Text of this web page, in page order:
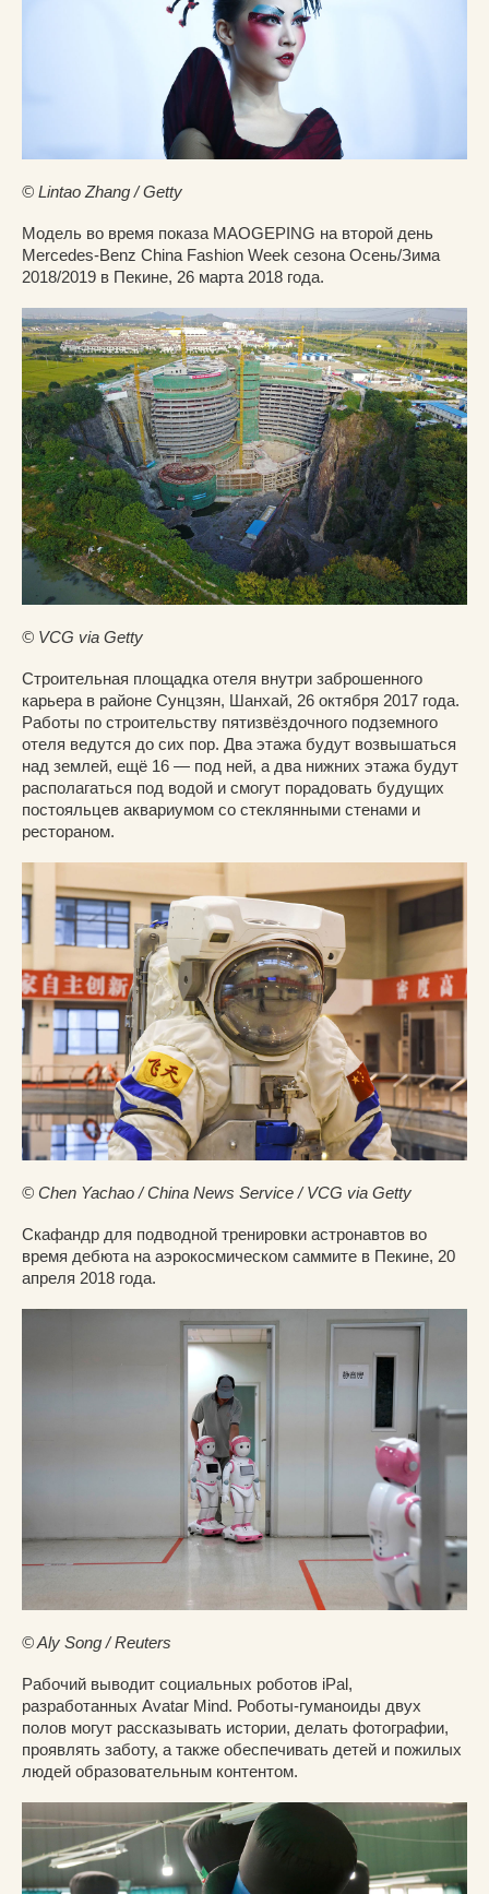
© Lintao Zhang / Getty
Модель во время показа MAOGEPING на второй день
Mercedes-Benz China Fashion Week сезона Осень/Зима
2018/2019 в Пекине, 26 марта 2018 года.
© VCG via Getty
Строительная площадка отеля внутри заброшенного
карьера в районе Сунцзян, Шанхай, 26 октября 2017 года.
Работы по строительству пятизвёздочного подземного
отеля ведутся до сих пор. Два этажа будут возвышаться
над землей, ещё 16 — под ней, а два нижних этажа будут
располагаться под водой и смогут порадовать будущих
постояльцев аквариумом со стеклянными стенами и
рестораном.
© Chen Yachao / China News Service / VCG via Getty
Скафандр для подводной тренировки астронавтов во
время дебюта на аэрокосмическом саммите в Пекине, 20
апреля 2018 года.
© Aly Song / Reuters
Рабочий выводит социальных роботов iPal,
разработанных Avatar Mind. Роботы-гуманоиды двух
полов могут рассказывать истории, делать фотографии,
проявлять заботу, а также обеспечивать детей и пожилых
людей образовательным контентом.